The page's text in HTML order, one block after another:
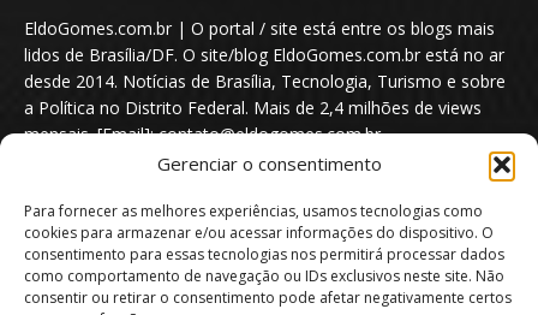
Gerenciar o consentimento
Para fornecer as melhores experiências, usamos tecnologias como
cookies para armazenar e/ou acessar informações do dispositivo. O
consentimento para essas tecnologias nos permitirá processar dados
como comportamento de navegação ou IDs exclusivos neste site. Não
consentir ou retirar o consentimento pode afetar negativamente certos
EldoGomes.com.br | O portal / site está entre os blogs mais
lidos de Brasília/DF. O site/blog EldoGomes.com.br está no ar
desde 2014. Notícias de Brasília, Tecnologia, Turismo e sobre
a Política no Distrito Federal. Mais de 2,4 milhões de views
mensais. [Email]: contato@eldogomes.com.br